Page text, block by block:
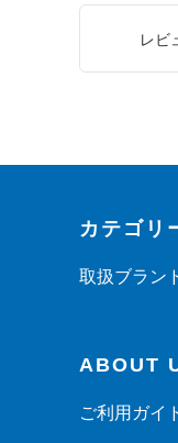
レビ
カテゴリ
取扱ブラン
ABOUT
ご利用ガイ